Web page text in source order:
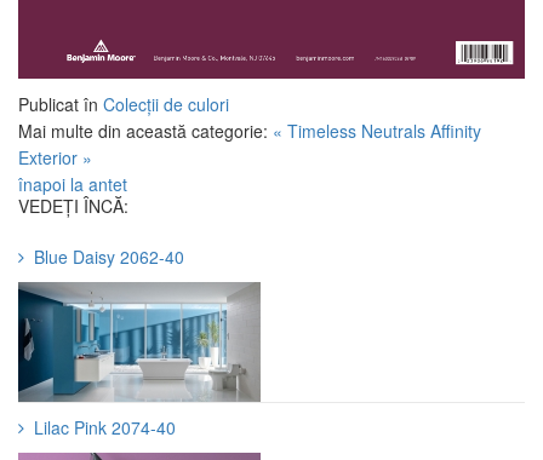
Publicat în Colecții de culori
Mai multe din această categorie: « Timeless Neutrals Affinity
Exterior »
înapoi la antet
VEDEȚI ÎNCĂ:
Blue Daisy 2062-40
Lilac Pink 2074-40